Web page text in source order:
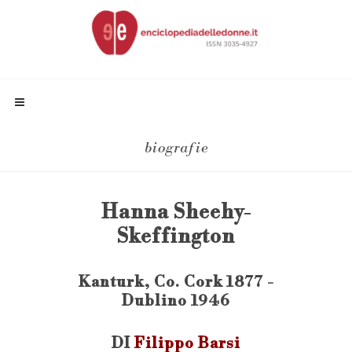
biografie
Hanna Sheehy-
Skeffington
Kanturk, Co. Cork 1877 -
Dublino 1946
DI Filippo Barsi